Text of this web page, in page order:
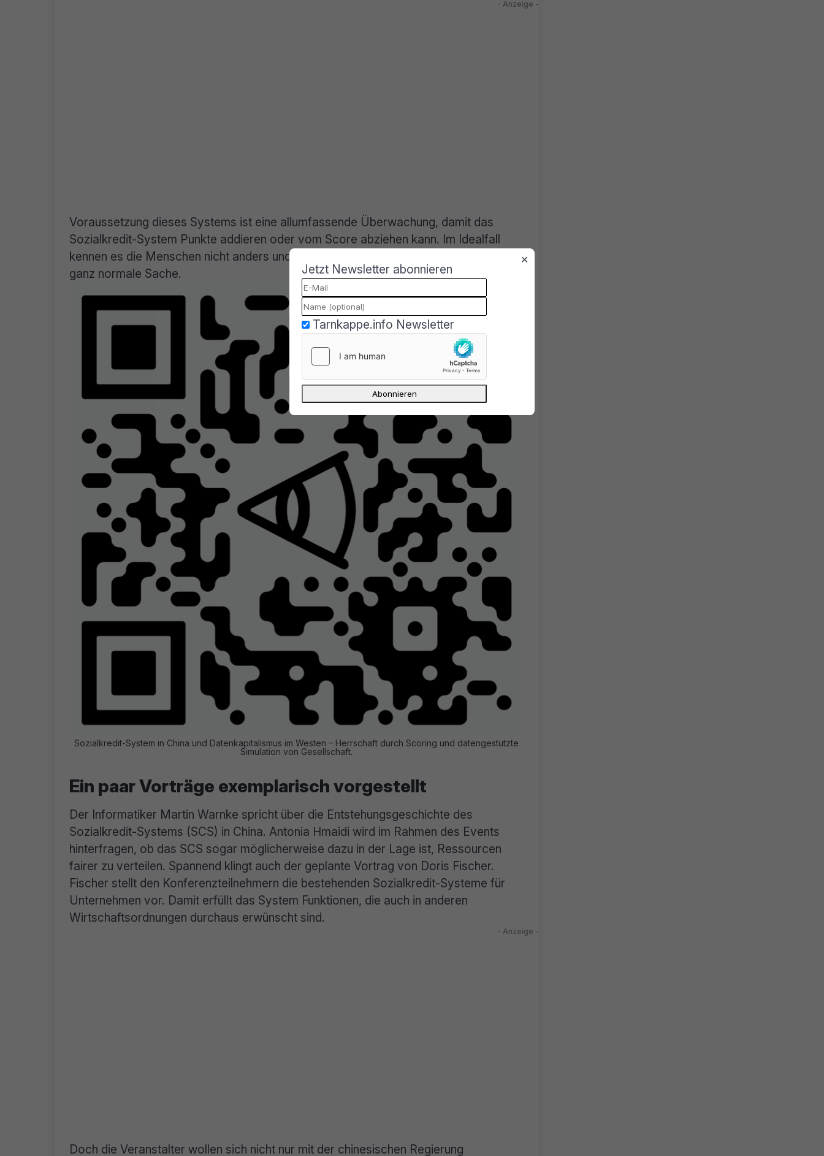
Voraussetzung dieses Systems ist eine allumfassende Überwachung, damit das
Sozialkredit-System Punkte addieren oder vom Score abziehen kann. Im Idealfall
kennen es die Menschen nicht anders und erfahren die totale Überwachung als eine
ganz normale Sache.
Sozialkredit-System in China und Datenkapitalismus im Westen – Herrschaft durch Scoring und datengestützte
Simulation von Gesellschaft.
Ein paar Vorträge exemplarisch vorgestellt
Der Informatiker Martin Warnke spricht über die Entstehungsgeschichte des
Sozialkredit-Systems (SCS) in China. Antonia Hmaidi wird im Rahmen des Events
hinterfragen, ob das SCS sogar möglicherweise dazu in der Lage ist, Ressourcen
fairer zu verteilen. Spannend klingt auch der geplante Vortrag von Doris Fischer.
Fischer stellt den Konferenzteilnehmern die bestehenden Sozialkredit-Systeme für
Unternehmen vor. Damit erfüllt das System Funktionen, die auch in anderen
Wirtschaftsordnungen durchaus erwünscht sind.
Doch die Veranstalter wollen sich nicht nur mit der chinesischen Regierung
×
Jetzt Newsletter abonnieren
Tarnkappe.info Newsletter